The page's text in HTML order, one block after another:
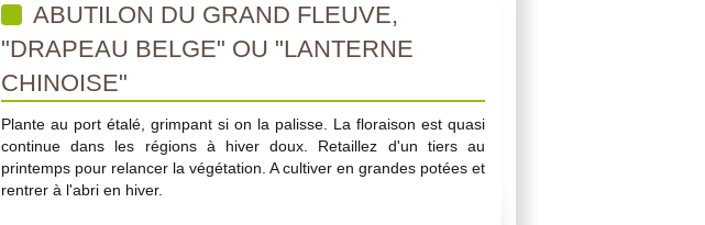
ABUTILON DU GRAND FLEUVE,
"DRAPEAU BELGE" OU "LANTERNE
CHINOISE"
Plante au port étalé, grimpant si on la palisse. La floraison est quasi
continue dans les régions à hiver doux. Retaillez d'un tiers au
printemps pour relancer la végétation. A cultiver en grandes potées et
rentrer à l'abri en hiver.